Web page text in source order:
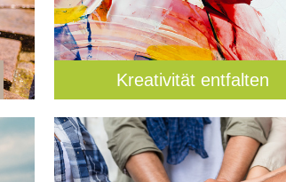
Kreativität entfalten